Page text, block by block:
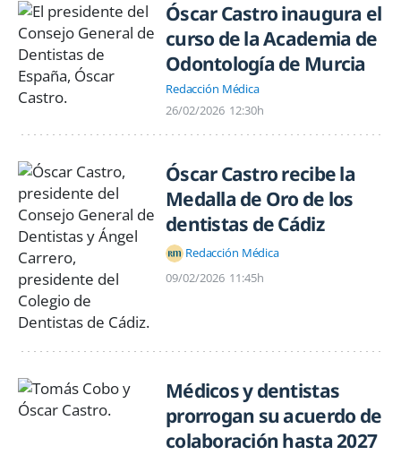
Óscar Castro inaugura el
curso de la Academia de
Odontología de Murcia
Redacción Médica
26/02/2026 12:30h
Óscar Castro recibe la
Medalla de Oro de los
dentistas de Cádiz
Redacción Médica
09/02/2026 11:45h
Médicos y dentistas
prorrogan su acuerdo de
colaboración hasta 2027